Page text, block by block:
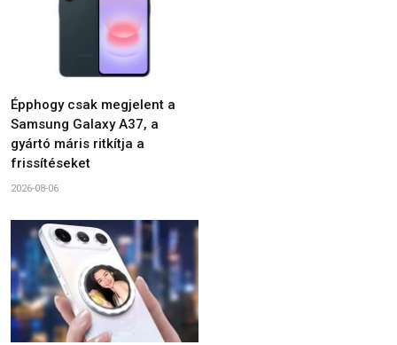
Épphogy csak megjelent a
Samsung Galaxy A37, a
gyártó máris ritkítja a
frissítéseket
2026-08-06